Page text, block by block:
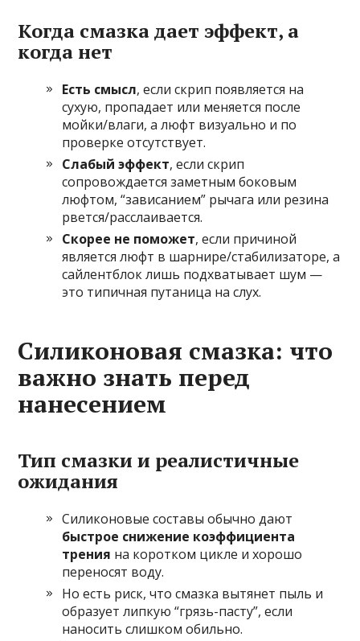
Когда смазка дает эффект, а
когда нет
Есть смысл, если скрип появляется на
сухую, пропадает или меняется после
мойки/влаги, а люфт визуально и по
проверке отсутствует.
Слабый эффект, если скрип
сопровождается заметным боковым
люфтом, “зависанием” рычага или резина
рвется/расслаивается.
Скорее не поможет, если причиной
является люфт в шарнире/стабилизаторе, а
сайлентблок лишь подхватывает шум —
это типичная путаница на слух.
Силиконовая смазка: что
важно знать перед
нанесением
Тип смазки и реалистичные
ожидания
Силиконовые составы обычно дают
быстрое снижение коэффициента
трения на коротком цикле и хорошо
переносят воду.
Но есть риск, что смазка вытянет пыль и
образует липкую “грязь-пасту”, если
наносить слишком обильно.